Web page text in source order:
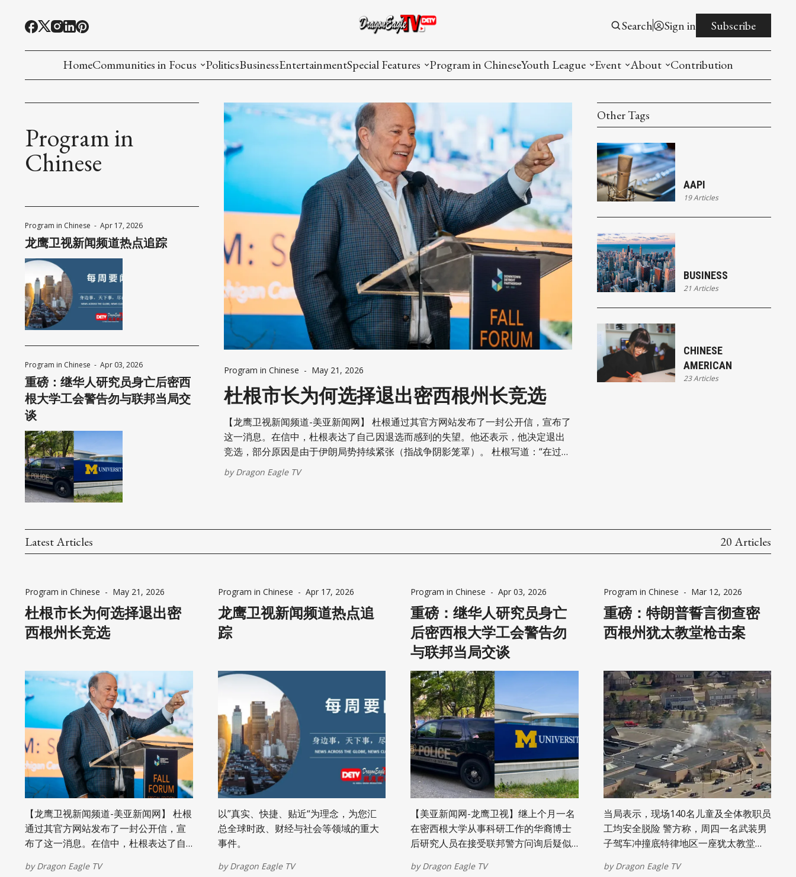
Search Sign in Subscribe
HomeCommunities in Focus
Filipino American
Korean American(preparing)
Hmong American(preparing)
Chinese American(preparing)
Japanese American(preparing)
Vietnamese American(preparing)
Bangladesh American(preparing)
Pakistani American(preparing)
Multiculture(preparing)
List All
PoliticsBusinessEntertainmentSpecial Features
Lisa's Dialogue
You Are Hired
Issues in Focus
List All
Program in ChineseYouth League
Event
The PistonsLunar New Year Celebration
Detroit China Day
Other event
About
Advisory Board
Join us
Contribution
Program in
Chinese
Program in Chinese - Apr 17, 2026
龙鹰卫视新闻频道热点追踪
Program in Chinese - Apr 03, 2026
重磅：继华人研究员身亡后密西
根大学工会警告勿与联邦当局交
谈
Program in Chinese - May 21, 2026
杜根市长为何选择退出密西根州长竞选
【龙鹰卫视新闻频道-美亚新闻网】 杜根通过其官方网站发布了一封公开信，宣布了
这一消息。在信中，杜根表达了自己因退选而感到的失望。他还表示，他决定退出
竞选，部分原因是由于伊朗局势持续紧张（指战争阴影笼罩）。 杜根写道：“在过去
18个月里，我每天都在努力工作，试图改变密西根州那种充满恶意的党派政治……我
们深知，走独立参选这条路将充满挑战。尽管面临重重困难，但人们对真正变革的
人赢得了60%的选票，而共和党人此前曾认为该席位的竞争将会非常激烈。” 杜根决
奔波于全美各地，与各类全国性团体进行会晤，试图为独立参选人建立一个具有竞
争力的筹款网络。” 他
byDragon Eagle TV
Other Tags
AAPI
19 Articles
BUSINESS
21 Articles
CHINESE
AMERICAN
23 Articles
Latest Articles 20 Articles
Program in Chinese - May 21, 2026
杜根市长为何选择退出密
西根州长竞选
【龙鹰卫视新闻频道-美亚新闻网】 杜根
通过其官方网站发布了一封公开信，宣
布了这一消息。在信中，杜根表达了自
决定退出竞选，部分原因是由于伊朗局
byDragon Eagle TV
Program in Chinese - Apr 17, 2026
龙鹰卫视新闻频道热点追
踪
以”真实、快捷、贴近“为理念，为您汇
总全球时政、财经与社会等领域的重大
事件。
byDragon Eagle TV
Program in Chinese - Apr 03, 2026
重磅：继华人研究员身亡
后密西根大学工会警告勿
与联邦当局交谈
【美亚新闻网-龙鹰卫视】继上个月一名
在密西根大学从事科研工作的华裔博士
后研究人员在接受联邦警方问询后疑似
Michigan）的一个职工工会，密西根大
byDragon Eagle TV
Program in Chinese - Mar 12, 2026
重磅：特朗普誓言彻查密
西根州犹太教堂枪击案
当局表示，现场140名儿童及全体教职员
工均安全脱险 警方称，周四一名武装男
子驾车冲撞底特律地区一座犹太教堂
News报道，来自密西根州迪尔伯恩高地
byDragon Eagle TV